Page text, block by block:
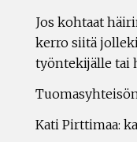
Jos kohtaat
kerro siitä
työntekijälle tai
Kati Pirttimaa: